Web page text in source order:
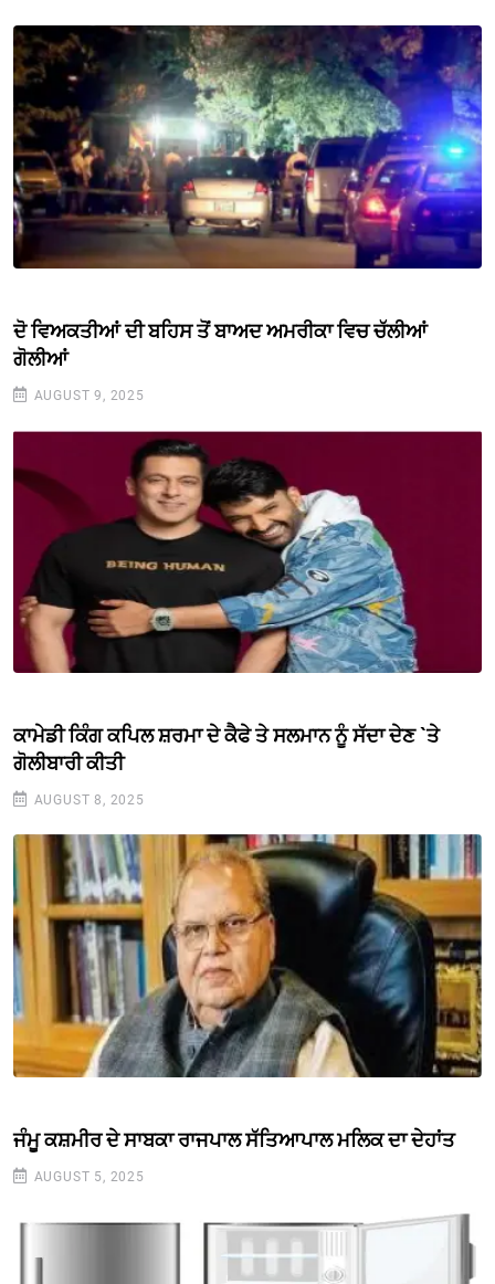
ਦੋ ਵਿਅਕਤੀਆਂ ਦੀ ਬਹਿਸ ਤੋਂ ਬਾਅਦ ਅਮਰੀਕਾ ਵਿਚ ਚੱਲੀਆਂ
ਗੋਲੀਆਂ
AUGUST 9, 2025
ਕਾਮੇਡੀ ਕਿੰਗ ਕਪਿਲ ਸ਼ਰਮਾ ਦੇ ਕੈਫੇ ਤੇ ਸਲਮਾਨ ਨੂੰ ਸੱਦਾ ਦੇਣ `ਤੇ
ਗੋਲੀਬਾਰੀ ਕੀਤੀ
AUGUST 8, 2025
ਜੰਮੂ ਕਸ਼ਮੀਰ ਦੇ ਸਾਬਕਾ ਰਾਜਪਾਲ ਸੱਤਿਆਪਾਲ ਮਲਿਕ ਦਾ ਦੇਹਾਂਤ
AUGUST 5, 2025